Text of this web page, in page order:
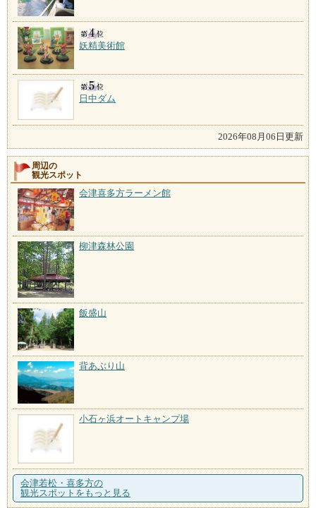
妖精美術館
日中ダム
2026年08月06日更新
周辺の
観光スポット
会津喜多方ラーメン館
柳津森林公園
飯盛山
背あぶり山
小石ヶ浜オートキャンプ場
会津若松・喜多方の
観光スポットをもっと見る